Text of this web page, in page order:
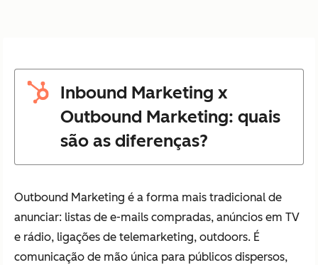
Inbound Marketing x
Outbound Marketing: quais
são as diferenças?
Outbound Marketing é a forma mais tradicional de
anunciar: listas de e-mails compradas, anúncios em TV
e rádio, ligações de telemarketing, outdoors. É
comunicação de mão única para públicos dispersos,